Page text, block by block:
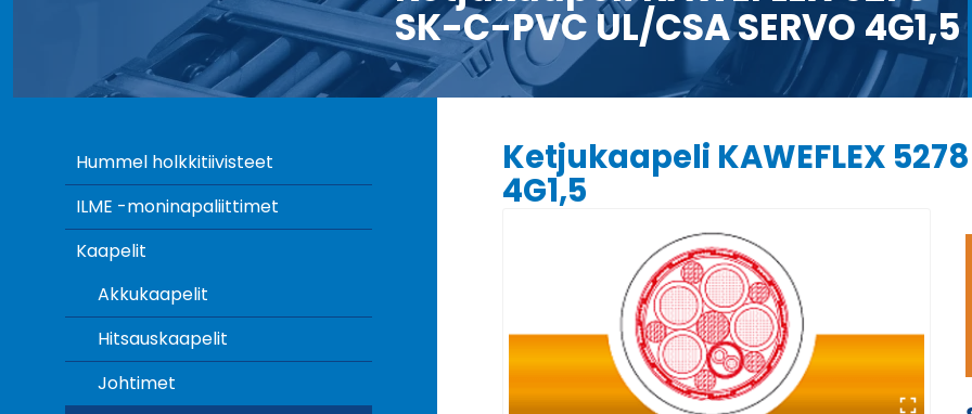
SK-C-PVC UL/CSA SERVO 4G1,5
Hummel holkkitiivisteet
ILME -moninapaliittimet
Kaapelit
Akkukaapelit
Hitsauskaapelit
Johtimet
Ketjukaapeli KAWEFLEX
4G1,5